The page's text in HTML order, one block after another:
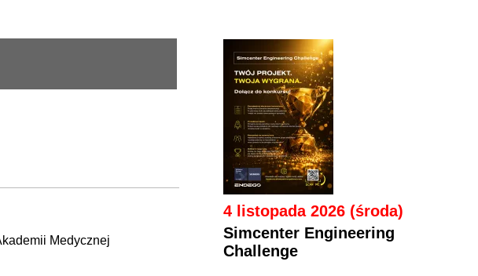
Medycznej
4 listopada 2026 (środa)
Simcenter Engineering
Challenge